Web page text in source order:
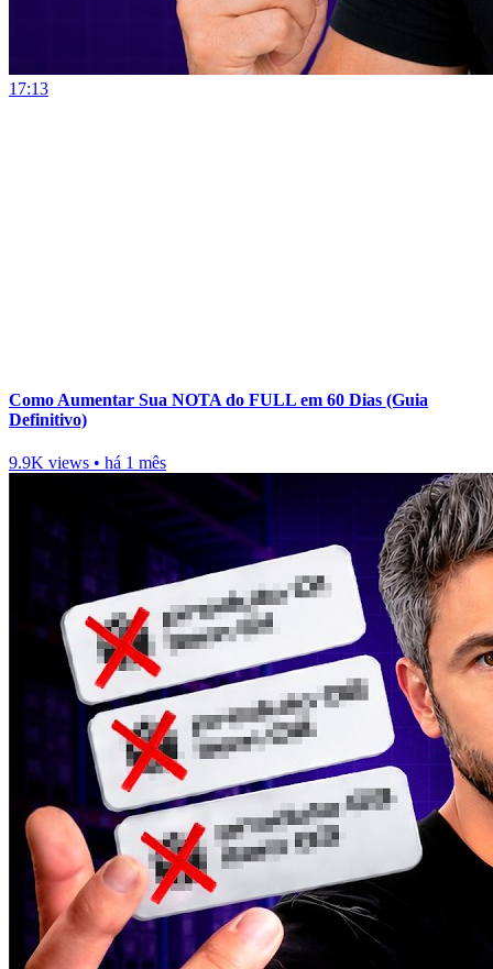
17:13
Como Aumentar Sua NOTA do FULL em 60 Dias (Guia
Definitivo)
9.9K views • há 1 mês